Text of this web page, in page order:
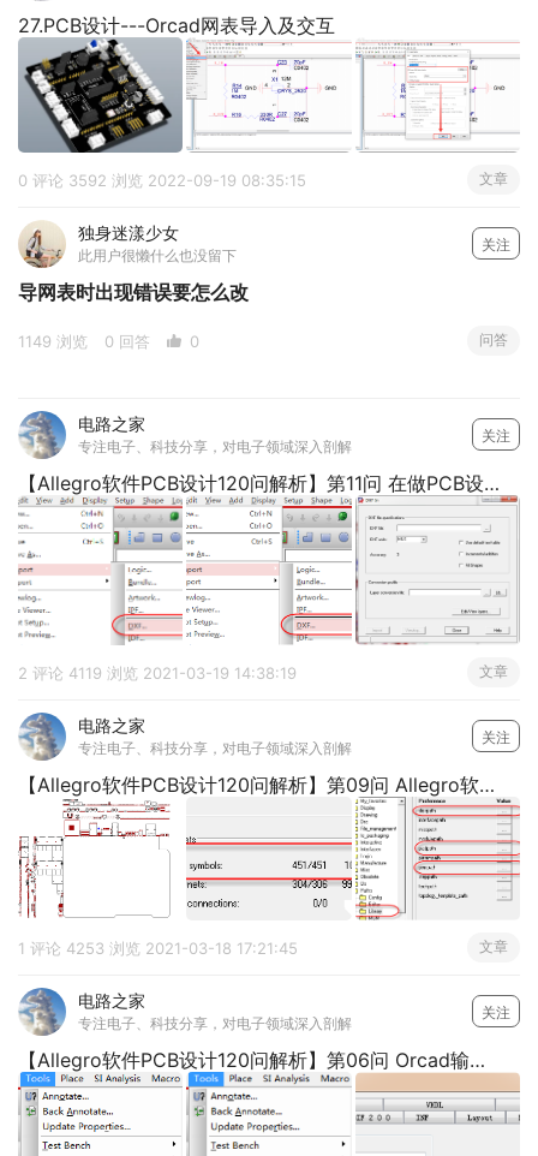
27.PCB设计---Orcad网表导入及交互
0 评论 3592 浏览 2022-09-19 08:35:15 文章
独身迷漾少女
此用户很懒什么也没留下
关注
导网表时出现错误要怎么改
1149 浏览 0 回答 0 问答
电路之家
专注电子、科技分享，对电子领域深入剖解
关注
【Allegro软件PCB设计120问解析】第11问 在做PCB设计时，结构文件应该如何导入到PCB中呢？
2 评论 4119 浏览 2021-03-19 14:38:19 文章
电路之家
专注电子、科技分享，对电子领域深入剖解
关注
【Allegro软件PCB设计120问解析】第09问 Allegro软件导入网表以后，为什么在PCB板上看不到元器件呢？
1 评论 4253 浏览 2021-03-18 17:21:45 文章
电路之家
专注电子、科技分享，对电子领域深入剖解
关注
【Allegro软件PCB设计120问解析】第06问 Orcad输出的第一方网表文件如何导入到Allegro软件中？